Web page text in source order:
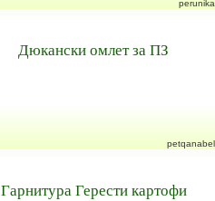
perunika
Дюкански омлет за ПЗ
petqanabel
Гарнитура Герести картофи